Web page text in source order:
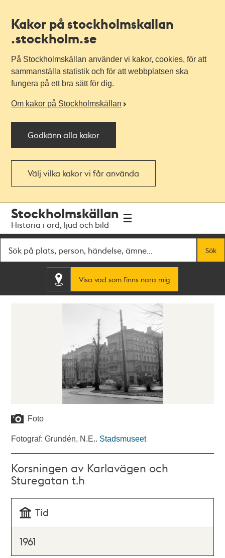
Kakor på stockholmskallan
.stockholm.se
På Stockholmskällan använder vi kakor, cookies, för att
sammanställa statistik och för att webbplatsen ska
fungera på ett bra sätt för dig.
Om kakor på Stockholmskällan
Godkänn alla kakor
Välj vilka kakor vi får använda
navigationen
huvudinnehållet
Stockholmskällan
Historia i ord, ljud och bild
Sök
Visa vad som finns nära mig
Foto
Fotograf: Grundén, N.E.. Stadsmuseet
Korsningen av Karlavägen och
Sturegatan t.h
Tid
1961